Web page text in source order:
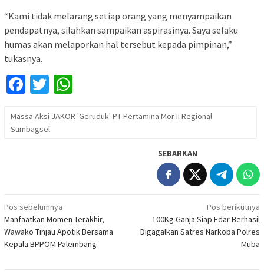
“Kami tidak melarang setiap orang yang menyampaikan
pendapatnya, silahkan sampaikan aspirasinya. Saya selaku
humas akan melaporkan hal tersebut kepada pimpinan,”
tukasnya.
Facebook
Twitter
Massa Aksi JAKOR 'Geruduk' PT Pertamina Mor II Regional
Sumbagsel
SEBARKAN
Navigasi
pos
Pos sebelumnya
Manfaatkan Momen Terakhir,
Wawako Tinjau Apotik Bersama
Kepala BPPOM Palembang
Pos berikutnya
100Kg Ganja Siap Edar Berhasil
Digagalkan Satres Narkoba Polres
Muba